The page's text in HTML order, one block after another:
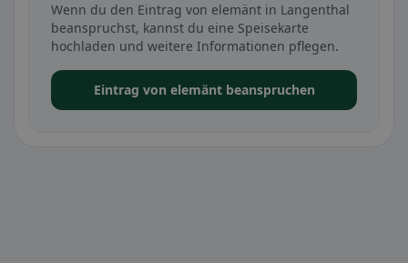
Wenn du den Eintrag von elemänt in Langenthal
beanspruchst, kannst du eine Speisekarte
hochladen und weitere Informationen pflegen.
Eintrag von elemänt beanspruchen